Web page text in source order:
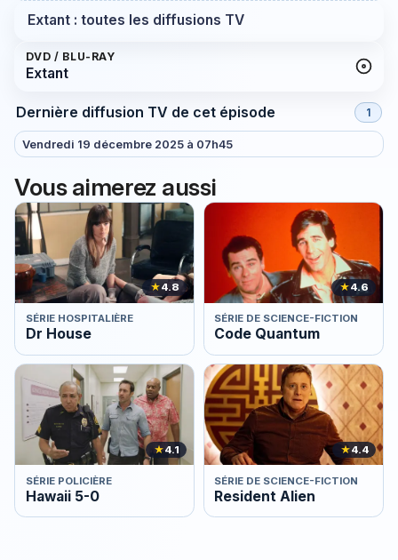
Extant : toutes les diffusions TV
DVD / BLU-RAY
Extant
Dernière diffusion TV de cet épisode 1
Vendredi 19 décembre 2025 à 07h45
Vous aimerez aussi
★4.8
SÉRIE HOSPITALIÈRE
Dr House
★4.6
SÉRIE DE SCIENCE-FICTION
Code Quantum
★4.1
SÉRIE POLICIÈRE
Hawaii 5-0
★4.4
SÉRIE DE SCIENCE-FICTION
Resident Alien